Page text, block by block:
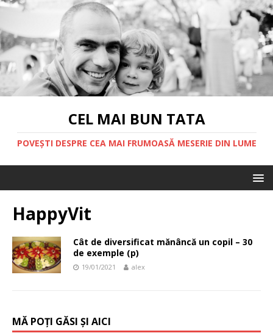
CEL MAI BUN TATA
POVEȘTI DESPRE CEA MAI FRUMOASĂ MESERIE DIN LUME
HappyVit
Cât de diversificat mănâncă un copil – 30
de exemple (p)
19/01/2021 alex
MĂ POȚI GĂSI ȘI AICI